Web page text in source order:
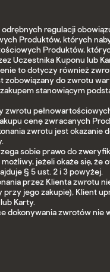
regulacji
Produktów, których
Produktów,
Uczestnika Kuponu lub
to dotyczy również
zobowiązany do zwrotu
stanowiącym
zwrotu
cenę zwracanych
zwrotu jest
sobie prawo do
jeżeli okaże się,
§ 5 ust. 2 i 3 powyżej.
przez Klienta zwrotu
przy jego zakupie), Klient
Karty.
dokonywania zwrotów nie